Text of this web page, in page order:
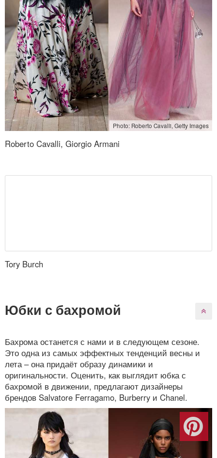
Photo: Roberto Cavalli, Getty Images
Roberto Cavalli, Giorgio Armani
Tory Burch
Юбки с бахромой
Бахрома останется с нами и в следующем сезоне.
Это одна из самых эффектных тенденций весны и
лета – она придаёт образу динамики и
оригинальности. Оценить, как выглядит юбка с
бахромой в движении, предлагают дизайнеры
брендов Salvatore Ferragamo, Burberry и Chanel.